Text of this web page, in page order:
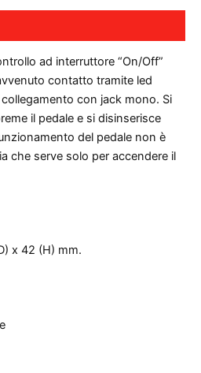
ad interruttore “On/Off”
contatto tramite led
con jack mono. Si
il pedale e si disinserisce
del pedale non è
che serve solo per accendere il
x 42 (H) mm.